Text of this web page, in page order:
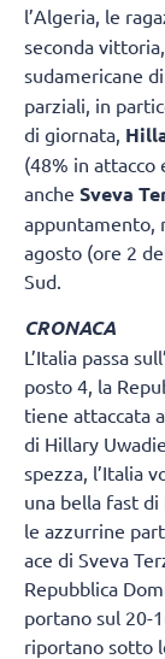
l’Algeria, le
seconda
sudamericane di
parziali, in
di giornata,
(48% in attacco
anche Sveva
appuntamento,
agosto (ore 2
Sud.
CRONACA
L’Italia passa
posto 4, la
tiene attaccata
di Hillary
spezza, l’Italia
una bella fast di
le azzurrine
ace di Sveva
Repubblica
portano sul 20-
riportano sotto